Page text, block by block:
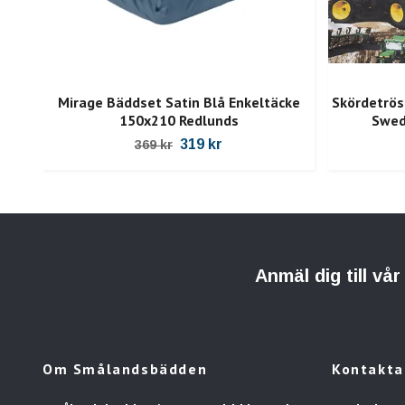
Mirage Bäddset Satin Blå Enkeltäcke
150x210 Redlunds
369 kr 319 kr
Anmäl dig till
Om Smålandsbädden